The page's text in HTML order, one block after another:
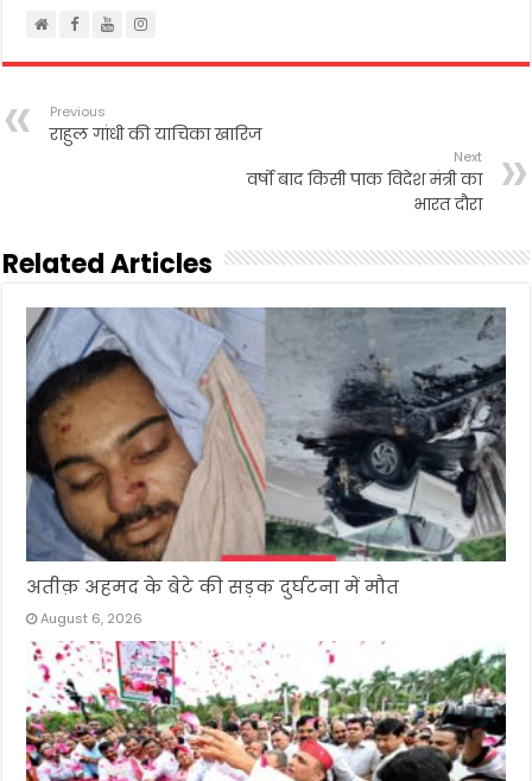
Previous
राहुल गांधी की याचिका खारिज
Next
वर्षो बाद किसी पाक विदेश मंत्री का
भारत दौरा
Related Articles
अतीक़ अहमद के बेटे की सड़क दुर्घटना में मौत
August 6, 2026